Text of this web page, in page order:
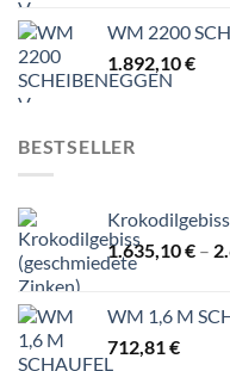
WM 2200
1.892,10€
BESTSELLER
1.635,10€ –
WM 1,6 M
712,81€